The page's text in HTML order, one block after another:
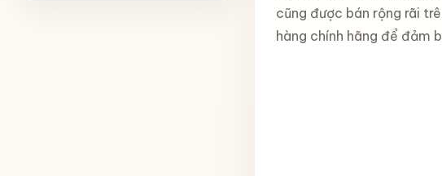
cũng được bán rộng rãi
hàng chính hãng để đảm